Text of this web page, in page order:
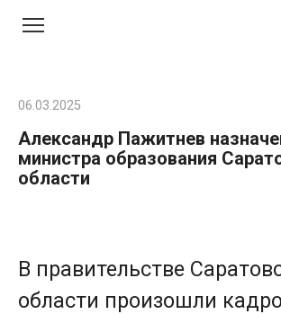
06.03.2025
Александр Пажитнев
министра образования
области
В правительстве
области произошли